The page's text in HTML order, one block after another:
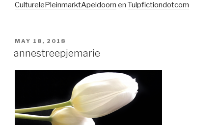
CulturelePleinmarktApeldoorn en Tulpfictiondotcom
POSTED
MAY 18, 2018
annestreepjemarie